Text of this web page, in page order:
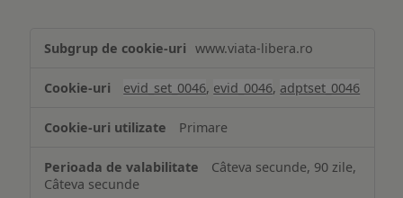
www.viata-libera.ro
evid_set_0046, evid_0046, adptset_0046
Primare
Câteva secunde, 90 zile,
Câteva secunde